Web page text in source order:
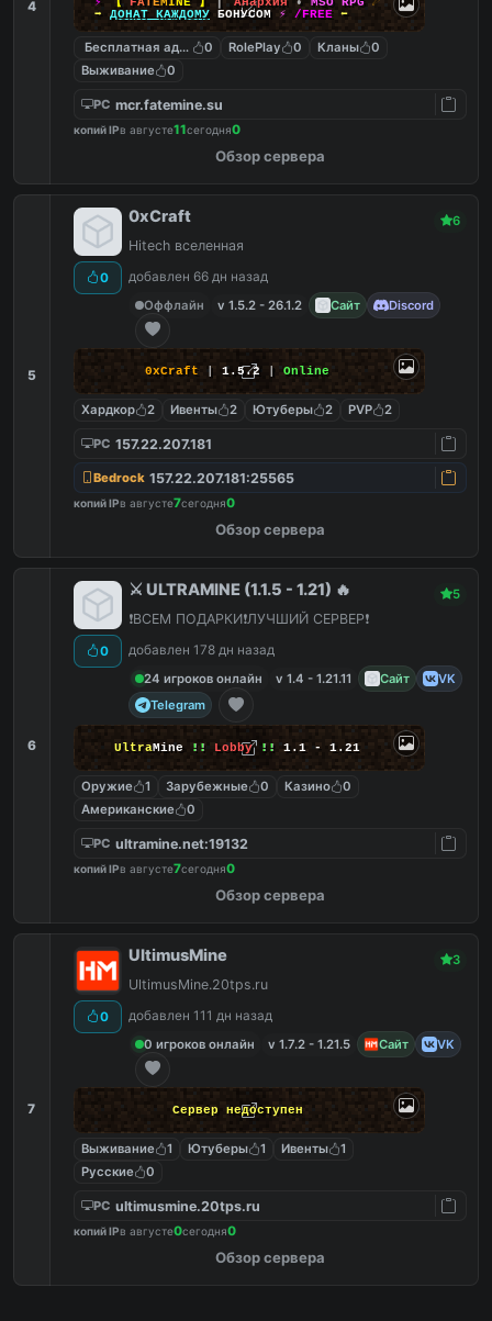
4
➡ ДОНАТ КАЖДОМУ БОНУСОМ ⚡ /FREE ⬅
Бесплатная админка
0 RolePlay 0 Кланы
0
Выживание
0
PC mcr.fatemine.su
копий IPв августе11сегодня0
Обзор сервера
5
0
0xCraft 6
Hitech вселенная
добавлен 66 дн назад
Оффлайн
v 1.5.2 - 26.1.2 Сайт Discord
0xCraft | 1.5.2 | Online
Хардкор 2 Ивенты 2 Ютуберы 2 PVP 2
PC 157.22.207.181
Bedrock 157.22.207.181:25565
копий IPв августе7сегодня0
Обзор сервера
6
0
⚔️ ULTRAMINE (1.1.5 - 1.21) 🔥 5
❗️ВСЕМ ПОДАРКИ❗️ЛУЧШИЙ СЕРВЕР❗️
добавлен 178 дн назад
24 игроков онлайн
v 1.4 - 1.21.11 Сайт
VK
Telegram
UltraMine !! Lobby !! 1.1 - 1.21
Оружие 1 Зарубежные 0 Казино
0
Американские
0
PC ultramine.net:19132
копий IPв августе7сегодня0
Обзор сервера
7
0
UltimusMine 3
UltimusMine.20tps.ru
добавлен 111 дн назад
0 игроков онлайн
v 1.7.2 - 1.21.5 Сайт VK
Сервер недоступен
Выживание 1 Ютуберы 1 Ивенты
1
Русские
0
PC ultimusmine.20tps.ru
копий IPв августе0сегодня0
Обзор сервера